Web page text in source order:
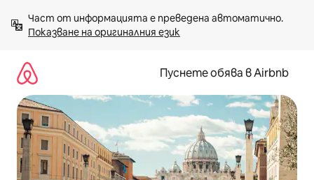
към
съдържанието
Показване на оригиналния език
Пуснете обява в Airbnb